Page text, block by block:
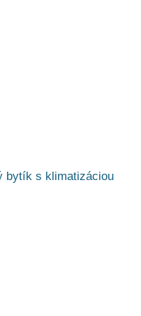
bytík s klimatizáciou